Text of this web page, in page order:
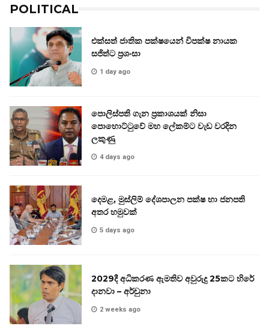
POLITICAL
එක්සත් ජාතික පක්ෂයෙන් විපක්ෂ නායක
සජිත්ට ප්‍රශංසා
1 day ago
පොලිස්පති ගැන ප්‍රකාශයක් නිසා
පොහොට්ටුවේ මහ ලේකම්ට වැඩ වරදින
ලකුණු
4 days ago
දෙමළ, මුස්ලිම් දේශපාලන පක්ෂ හා ජනපති
අතර හමුවක්
5 days ago
2029දී අධිකරණ ඇමතිව අවුරුදු 25කට හිරේ
දානවා – අර්චුනා
2 weeks ago